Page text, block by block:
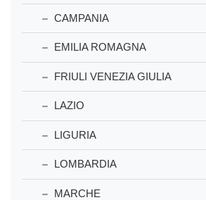
CAMPANIA
EMILIA ROMAGNA
FRIULI VENEZIA GIULIA
LAZIO
LIGURIA
LOMBARDIA
MARCHE